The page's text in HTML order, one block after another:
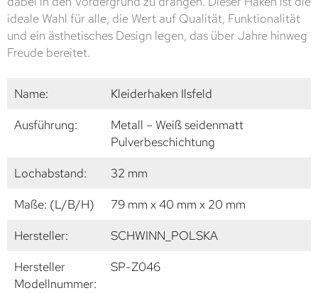
ideale Wahl für alle, die Wert auf Qualität, Funktionalität
und ein ästhetisches Design legen, das über Jahre hinweg
Freude bereitet.
Name:
Kleiderhaken Ilsfeld
Ausführung:
Metall – Weiß seidenmatt
Pulverbeschichtung
Lochabstand:
32 mm
Maße: (L/B/H)
79 mm x 40 mm x 20 mm
Hersteller:
SCHWINN_POLSKA
Hersteller
Modellnummer:
SP-Z046